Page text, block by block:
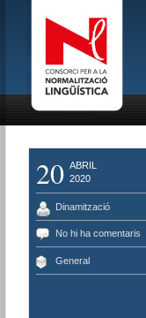
20 ABRIL
2020
Dinamització
No hi ha comentaris
General